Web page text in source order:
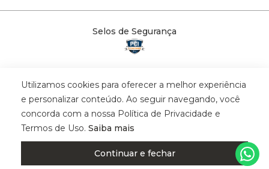
Selos de Segurança
© 2025 Trinys Indústria e Comércio Ltda - Todos os direitos reservados
| CNPJ: 59.907.634/0001-75 | Rua Santa Augusta, 409 - Vila
Califórnia - Osvaldo Cruz - SP - CEP: 17702-316.
Utilizamos cookies para oferecer a melhor experiência
e personalizar conteúdo. Ao seguir navegando, você
concorda com a nossa Política de Privacidade e
Termos de Uso. Saiba mais
Continuar e fechar